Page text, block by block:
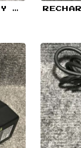
NINTENDO GAME BOY POCKET BATTERY+AC JAP